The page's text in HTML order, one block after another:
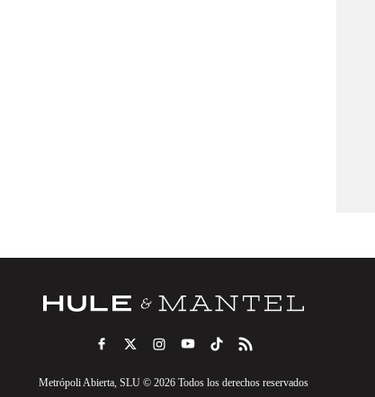
Metrópoli Abierta, SLU © 2026 Todos los derechos reservados